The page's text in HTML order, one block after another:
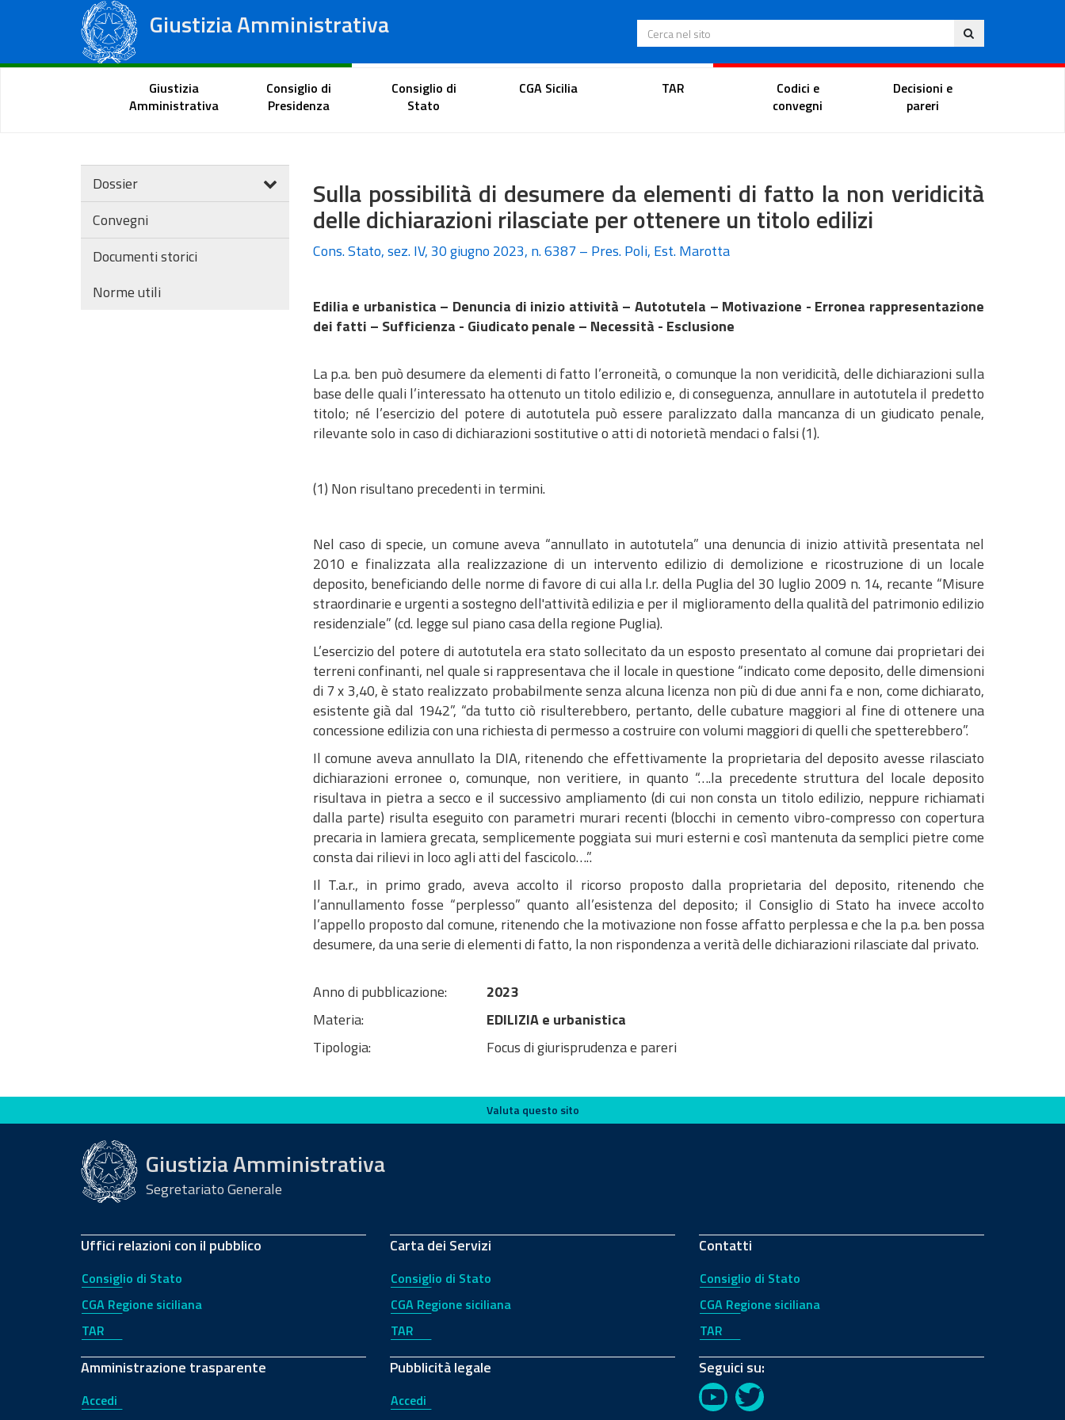
Giustizia Amministrativa
Tribunali Amministrativi Regionali
Ita
Cerca nel sito
Portale del cittadino Portale dell'avvocato Portale del magistrato
Giustizia
Amministrativa
Consiglio di
Presidenza
Consiglio di
Stato
CGA Sicilia TAR
Codici e
convegni
Decisioni e
pareri
Dossier
Convegni
Documenti storici
Norme utili
Sulla possibilità di desumere da elementi di fatto la non veridicità
delle dichiarazioni rilasciate per ottenere un titolo edilizi
Cons. Stato, sez. IV, 30 giugno 2023, n. 6387 – Pres. Poli, Est. Marotta
Edilia e urbanistica – Denuncia di inizio attività – Autotutela – Motivazione - Erronea rappresentazione
dei fatti – Sufficienza - Giudicato penale – Necessità - Esclusione
La p.a. ben può desumere da elementi di fatto l’erroneità, o comunque la non veridicità, delle dichiarazioni sulla
base delle quali l’interessato ha ottenuto un titolo edilizio e, di conseguenza, annullare in autotutela il predetto
titolo; né l’esercizio del potere di autotutela può essere paralizzato dalla mancanza di un giudicato penale,
rilevante solo in caso di dichiarazioni sostitutive o atti di notorietà mendaci o falsi (1).
(1) Non risultano precedenti in termini.
Nel caso di specie, un comune aveva “annullato in autotutela” una denuncia di inizio attività presentata nel
2010 e finalizzata alla realizzazione di un intervento edilizio di demolizione e ricostruzione di un locale
deposito, beneficiando delle norme di favore di cui alla l.r. della Puglia del 30 luglio 2009 n. 14, recante “Misure
straordinarie e urgenti a sostegno dell'attività edilizia e per il miglioramento della qualità del patrimonio edilizio
residenziale” (cd. legge sul piano casa della regione Puglia).
L’esercizio del potere di autotutela era stato sollecitato da un esposto presentato al comune dai proprietari dei
terreni confinanti, nel quale si rappresentava che il locale in questione “indicato come deposito, delle dimensioni
di 7 x 3,40, è stato realizzato probabilmente senza alcuna licenza non più di due anni fa e non, come dichiarato,
esistente già dal 1942”, “da tutto ciò risulterebbero, pertanto, delle cubature maggiori al fine di ottenere una
concessione edilizia con una richiesta di permesso a costruire con volumi maggiori di quelli che spetterebbero”.
Il comune aveva annullato la DIA, ritenendo che effettivamente la proprietaria del deposito avesse rilasciato
dichiarazioni erronee o, comunque, non veritiere, in quanto “….la precedente struttura del locale deposito
risultava in pietra a secco e il successivo ampliamento (di cui non consta un titolo edilizio, neppure richiamati
dalla parte) risulta eseguito con parametri murari recenti (blocchi in cemento vibro-compresso con copertura
precaria in lamiera grecata, semplicemente poggiata sui muri esterni e così mantenuta da semplici pietre come
consta dai rilievi in loco agli atti del fascicolo….”.
Il T.a.r., in primo grado, aveva accolto il ricorso proposto dalla proprietaria del deposito, ritenendo che
l’annullamento fosse “perplesso” quanto all’esistenza del deposito; il Consiglio di Stato ha invece accolto
l’appello proposto dal comune, ritenendo che la motivazione non fosse affatto perplessa e che la p.a. ben possa
desumere, da una serie di elementi di fatto, la non rispondenza a verità delle dichiarazioni rilasciate dal privato.
Anno di pubblicazione:
2023
Materia:
EDILIZIA e urbanistica
Tipologia:
Focus di giurisprudenza e pareri
Valuta questo sito Valuta questo sito
Giustizia Amministrativa
Segretariato Generale
Uffici relazioni con il pubblico
Consiglio di Stato
CGA Regione siciliana
TAR
Amministrazione trasparente
Accedi
Carta dei Servizi
Consiglio di Stato
CGA Regione siciliana
TAR
Pubblicità legale
Accedi
Contatti
Consiglio di Stato
CGA Regione siciliana
TAR
Seguici su:
YouTubeTwitter